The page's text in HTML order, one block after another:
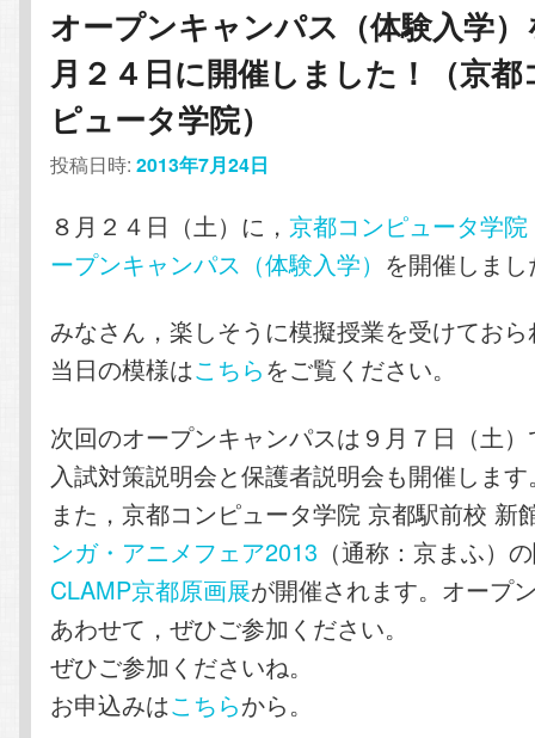
オープンキャンパス（体験入学）
月２４日に開催しました！（京都
ピュータ学院）
投稿日時:2013年7月24日
８月２４日（土）に， 京都コンピュータ学
ープンキャンパス（体験入学） を開催しま
みなさん，楽しそうに模擬授業を受けてお
当日の模様はこちらをご覧ください。
次回のオープンキャンパスは９月７日（土
入試対策説明会と保護者説明会も開催します
また，京都コンピュータ学院 京都駅前校 新
ンガ・アニメフェア2013 （通称：京まふ）
CLAMP京都原画展が開催されます。オープ
あわせて，ぜひご参加ください。
ぜひご参加くださいね。
お申込みはこちらから。